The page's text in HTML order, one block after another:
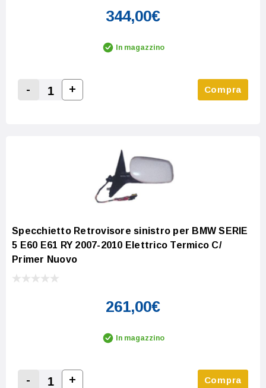
344,00€
In magazzino
Decrease Quantity:
-
Increase Quantity:
+ Compra
Specchietto Retrovisore sinistro per BMW SERIE
5 E60 E61 RY 2007-2010 Elettrico Termico C/
Primer Nuovo
261,00€
In magazzino
- + Compra